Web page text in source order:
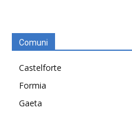
Comuni
Castelforte
Formia
Gaeta